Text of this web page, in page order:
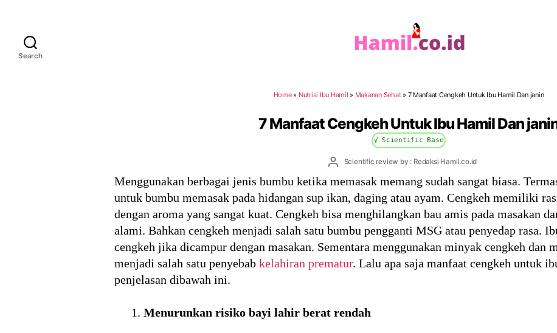
Search
Home» Nutrisi Ibu Hamil » Makanan Sehat» 7 Manfaat Cengkeh Untuk Ibu Hamil Dan janin
7 Manfaat Cengkeh Untuk Ibu Hamil Dan
√ Scientific Base
PostScientific review by : Redaksi Hamil.co.id
Menggunakan berbagai jenis bumbu ketika memasak memang sudah sangat biasa.
untuk bumbu memasak pada hidangan sup ikan, daging atau ayam. Cengkeh memiliki
dengan aroma yang sangat kuat. Cengkeh bisa menghilangkan bau amis pada masakan
alami. Bahkan cengkeh menjadi salah satu bumbu pengganti MSG atau penyedap rasa.
cengkeh jika dicampur dengan masakan. Sementara menggunakan minyak cengkeh dan
menjadi salah satu penyebab kelahiran prematur. Lalu apa saja manfaat cengkeh untuk
penjelasan dibawah ini.
Menurunkan risiko bayi lahir berat rendah